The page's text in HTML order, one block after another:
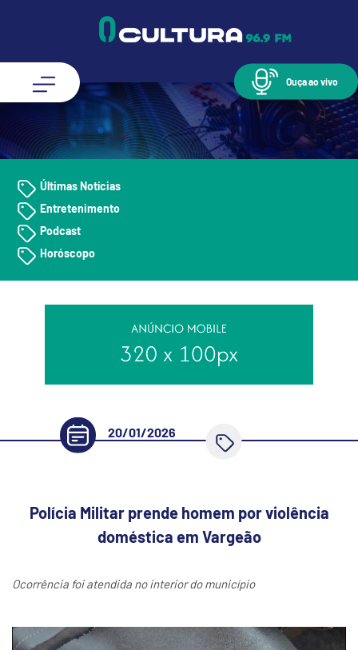
Ouça ao vivo
Últimas Notícias
Entretenimento
Podcast
Horóscopo
20/01/2026
Polícia Militar prende homem por violência
doméstica em Vargeão
Ocorrência foi atendida no interior do município